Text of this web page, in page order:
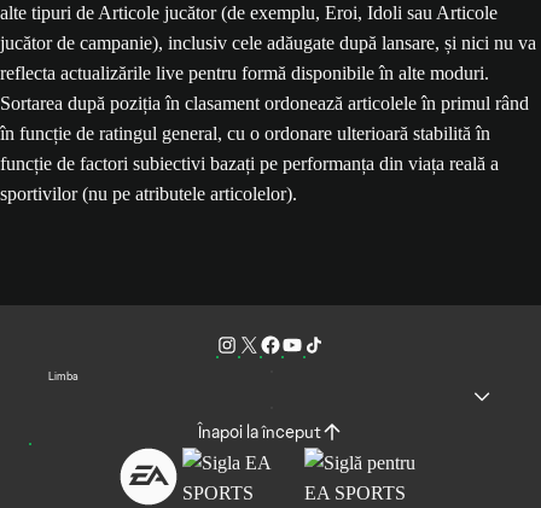
alte tipuri de Articole jucător (de exemplu, Eroi, Idoli sau Articole
jucător de campanie), inclusiv cele adăugate după lansare, și nici nu va
reflecta actualizările live pentru formă disponibile în alte moduri.
Sortarea după poziția în clasament ordonează articolele în primul rând
în funcție de ratingul general, cu o ordonare ulterioară stabilită în
funcție de factori subiectivi bazați pe performanța din viața reală a
sportivilor (nu pe atributele articolelor).
Limba
Înapoi la început